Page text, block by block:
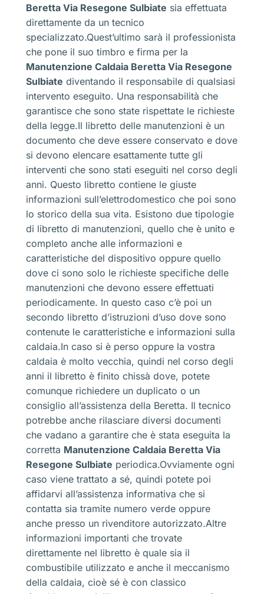
Beretta Via Resegone Sulbiate sia effettuata
direttamente da un tecnico
specializzato.Quest’ultimo sarà il professionista
che pone il suo timbro e firma per la
Manutenzione Caldaia Beretta Via Resegone
Sulbiate diventando il responsabile di qualsiasi
intervento eseguito. Una responsabilità che
garantisce che sono state rispettate le richieste
della legge.Il libretto delle manutenzioni è un
documento che deve essere conservato e dove
si devono elencare esattamente tutte gli
interventi che sono stati eseguiti nel corso degli
anni. Questo libretto contiene le giuste
informazioni sull’elettrodomestico che poi sono
lo storico della sua vita. Esistono due tipologie
di libretto di manutenzioni, quello che è unito e
completo anche alle informazioni e
caratteristiche del dispositivo oppure quello
dove ci sono solo le richieste specifiche delle
manutenzioni che devono essere effettuati
periodicamente. In questo caso c’è poi un
secondo libretto d’istruzioni d’uso dove sono
contenute le caratteristiche e informazioni sulla
caldaia.In caso si è perso oppure la vostra
caldaia è molto vecchia, quindi nel corso degli
anni il libretto è finito chissà dove, potete
comunque richiedere un duplicato o un
consiglio all’assistenza della Beretta. Il tecnico
potrebbe anche rilasciare diversi documenti
che vadano a garantire che è stata eseguita la
corretta Manutenzione Caldaia Beretta Via
Resegone Sulbiate periodica.Ovviamente ogni
caso viene trattato a sé, quindi potete poi
affidarvi all’assistenza informativa che si
contatta sia tramite numero verde oppure
anche presso un rivenditore autorizzato.Altre
informazioni importanti che trovate
direttamente nel libretto è quale sia il
combustibile utilizzato e anche il meccanismo
della caldaia, cioè sé è con classico